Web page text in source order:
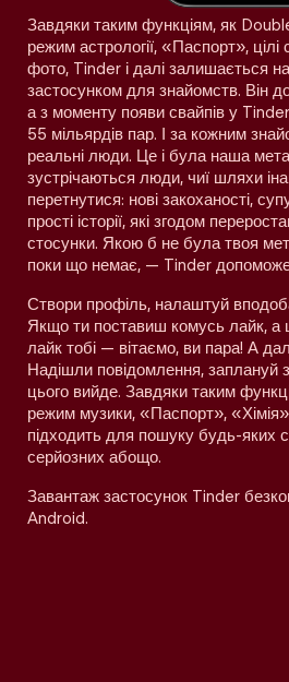
Завдяки таким функціям, як
режим астрології, «Паспорт», цілі
фото, Tinder і далі залишається
застосунком для знайомств. Він
а з моменту появи свайпів у
55 мільярдів пар. І за кожним
реальні люди. Це і була наша
зустрічаються люди, чиї шляхи
перетнутися: нові закоханості,
прості історії, які згодом
стосунки. Якою б не була твоя
поки що немає, — Tinder допоможе
Створи профіль, налаштуй
Якщо ти поставиш комусь лайк, а
лайк тобі — вітаємо, ви пара! А
Надішли повідомлення, заплануй
цього вийде. Завдяки таким
режим музики, «Паспорт»,
підходить для пошуку будь-яких
серйозних абощо.
Завантаж застосунок Tinder
Android.